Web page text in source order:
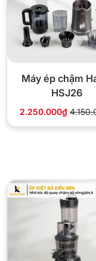
Máy ép chậm
HSJ26
2.250.000₫